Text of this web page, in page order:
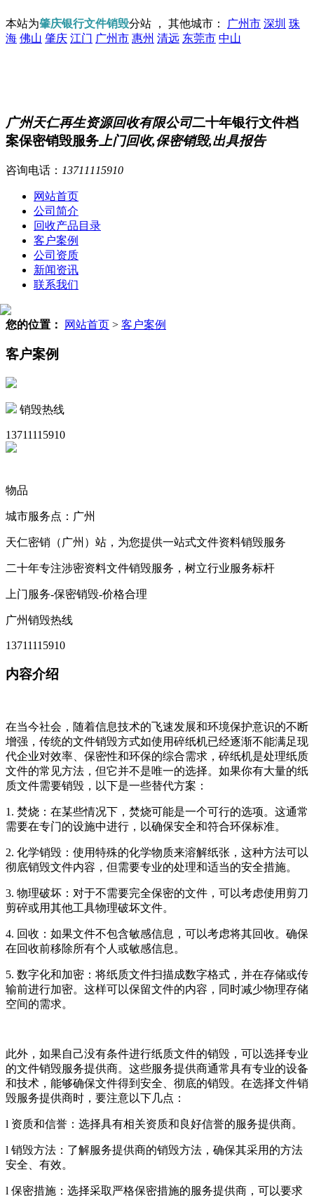
本站为肇庆银行文件销毁分站 ， 其他城市： 广州市 深圳 珠
海 佛山 肇庆 江门 广州市 惠州 清远 东莞市 中山
广州天仁再生资源回收有限公司二十年银行文件档
案保密销毁服务 上门回收,保密销毁,出具报告
咨询电话： 13711115910
网站首页
公司简介
回收产品目录
客户案例
公司资质
新闻资讯
联系我们
您的位置： 网站首页 > 客户案例
客户案例
销毁热线
13711115910
物品
城市服务点：广州
天仁密销（广州）站，为您提供一站式文件资料销毁服务
二十年专注涉密资料文件销毁服务，树立行业服务标杆
上门服务-保密销毁-价格合理
广州销毁热线
13711115910
内容介绍
在当今社会，随着信息技术的飞速发展和环境保护意识的不断
增强，传统的文件销毁方式如使用碎纸机已经逐渐不能满足现
代企业对效率、保密性和环保的综合需求，碎纸机是处理纸质
文件的常见方法，但它并不是唯一的选择。如果你有大量的纸
质文件需要销毁，以下是一些替代方案：
1. 焚烧：在某些情况下，焚烧可能是一个可行的选项。这通常
需要在专门的设施中进行，以确保安全和符合环保标准。
2. 化学销毁：使用特殊的化学物质来溶解纸张，这种方法可以
彻底销毁文件内容，但需要专业的处理和适当的安全措施。
3. 物理破坏：对于不需要完全保密的文件，可以考虑使用剪刀
剪碎或用其他工具物理破坏文件。
4. 回收：如果文件不包含敏感信息，可以考虑将其回收。确保
在回收前移除所有个人或敏感信息。
5. 数字化和加密：将纸质文件扫描成数字格式，并在存储或传
输前进行加密。这样可以保留文件的内容，同时减少物理存储
空间的需求。
此外，如果自己没有条件进行纸质文件的销毁，可以选择专业
的文件销毁服务提供商。这些服务提供商通常具有专业的设备
和技术，能够确保文件得到安全、彻底的销毁。在选择文件销
毁服务提供商时，要注意以下几点：
l 资质和信誉：选择具有相关资质和良好信誉的服务提供商。
l 销毁方法：了解服务提供商的销毁方法，确保其采用的方法
安全、有效。
l 保密措施：选择采取严格保密措施的服务提供商，可以要求